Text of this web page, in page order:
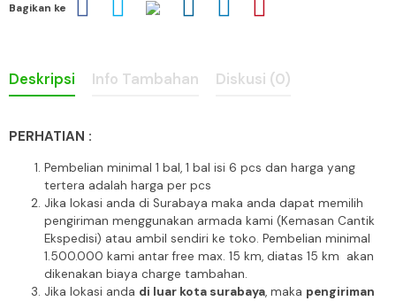
Bagikan ke
Deskripsi Info Tambahan Diskusi (0)
PERHATIAN :
Pembelian minimal 1 bal, 1 bal isi 6 pcs dan harga yang
tertera adalah harga per pcs
Jika lokasi anda di Surabaya maka anda dapat memilih
pengiriman menggunakan armada kami (Kemasan Cantik
Ekspedisi) atau ambil sendiri ke toko. Pembelian minimal
1.500.000 kami antar free max. 15 km, diatas 15 km akan
dikenakan biaya charge tambahan.
Jika lokasi anda di luar kota surabaya, maka pengiriman